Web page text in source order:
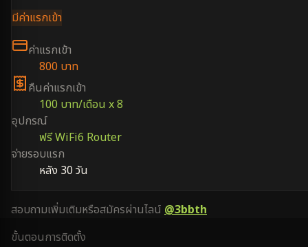
มีค่าแรกเข้า
ค่าแรกเข้า
800 บาท
คืนค่าแรกเข้า
100 บาท/เดือน x 8
อุปกรณ์
ฟรี WiFi6 Router
จ่ายรอบแรก
หลัง 30 วัน
สอบถามเพิ่มเติมหรือสมัครผ่านไลน์ @3bbth
ขั้นตอนการติดตั้ง